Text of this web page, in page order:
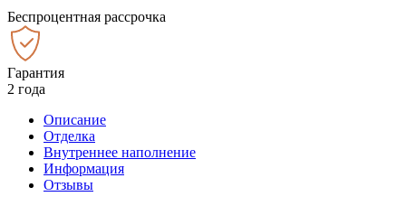
Беспроцентная рассрочка
Гарантия
2 года
Описание
Отделка
Внутреннее наполнение
Информация
Отзывы